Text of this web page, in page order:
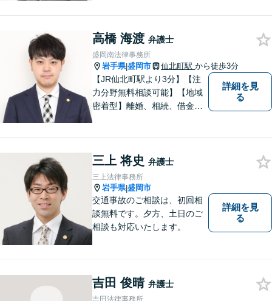
を目指しています。どんなこ
とでもお気軽にご相談くださ
い。
高橋 海渡 弁護士
盛岡南法律事務所
岩手県|盛岡市 仙北町駅 から徒歩3分
【JR仙北町駅より3分】【注
力分野無料相談可能】【地域
密着型】離婚、相続、借金、
っています。どんなささいな
ことでも構いません。お気軽
にご相談ください。
詳細を見
る
三上 将史 弁護士
三上法律事務所
岩手県|盛岡市
交通事故のご相談は、初回相
談無料です。夕方、土日のご
相談も対応いたします。
詳細を見
る
吉田 俊晴 弁護士
吉田法律事務所